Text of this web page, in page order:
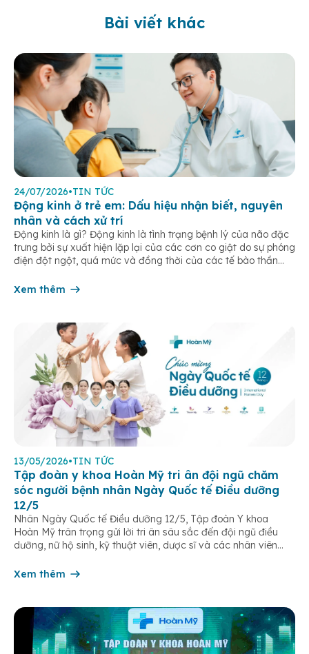
Bài viết khác
24/07/2026•TIN TỨC
Động kinh ở trẻ em: Dấu hiệu nhận biết, nguyên
nhân và cách xử trí
Động kinh là gì? Động kinh là tình trạng bệnh lý của não đặc
trưng bởi sự xuất hiện lặp lại của các cơn co giật do sự phóng
điện đột ngột, quá mức và đồng thời của các tế bào thần
Xem thêm
13/05/2026•TIN TỨC
Tập đoàn y khoa Hoàn Mỹ tri ân đội ngũ chăm
sóc người bệnh nhân Ngày Quốc tế Điều dưỡng
12/5
Nhân Ngày Quốc tế Điều dưỡng 12/5, Tập đoàn Y khoa
Hoàn Mỹ trân trọng gửi lời tri ân sâu sắc đến đội ngũ điều
dưỡng, nữ hộ sinh, kỹ thuật viên, dược sĩ và các nhân viên
âm thầm đồng hành trên […]
Xem thêm